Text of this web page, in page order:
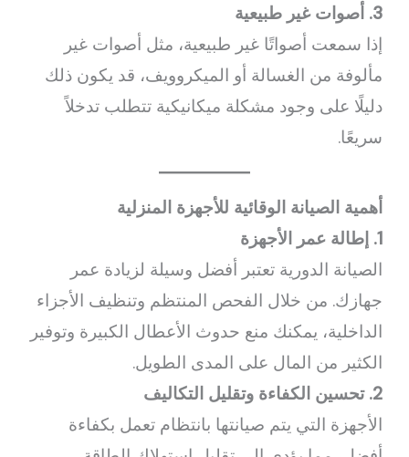
3. أصوات غير طبيعية
إذا سمعت أصواتًا غير طبيعية، مثل أصوات غير
مألوفة من الغسالة أو الميكروويف، قد يكون ذلك
دليلًا على وجود مشكلة ميكانيكية تتطلب تدخلاً
سريعًا.
أهمية الصيانة الوقائية للأجهزة المنزلية
1. إطالة عمر الأجهزة
الصيانة الدورية تعتبر أفضل وسيلة لزيادة عمر
جهازك. من خلال الفحص المنتظم وتنظيف الأجزاء
الداخلية، يمكنك منع حدوث الأعطال الكبيرة وتوفير
الكثير من المال على المدى الطويل.
2. تحسين الكفاءة وتقليل التكاليف
الأجهزة التي يتم صيانتها بانتظام تعمل بكفاءة